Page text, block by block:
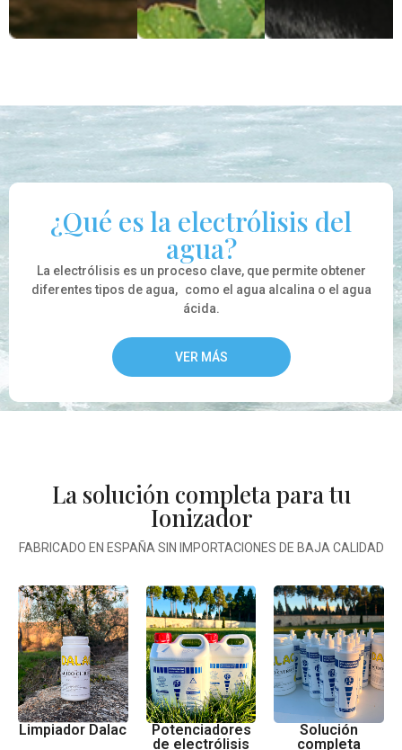
¿Qué es la electrólisis del
agua?
La electrólisis es un proceso clave, que permite obtener
diferentes tipos de agua, como el agua alcalina o el agua
ácida.
VER MÁS
La solución completa para tu
Ionizador
FABRICADO EN ESPAÑA SIN IMPORTACIONES DE BAJA CALIDAD
Limpiador Dalac
Potenciadores
de electrólisis
Solución
completa